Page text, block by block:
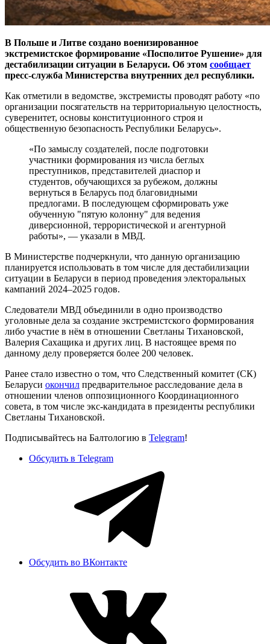
В Польше и Литве создано военизированное
экстремистское формирование «Посполитое Рушение» для
дестабилизации ситуации в Беларуси. Об этом сообщает
пресс-служба Министерства внутренних дел республики.
Как отметили в ведомстве, экстремисты проводят работу «по
организации посягательств на территориальную целостность,
суверенитет, основы конституционного строя и
общественную безопасность Республики Беларусь».
«По замыслу создателей, после подготовки
участники формирования из числа беглых
преступников, представителей диаспор и
студентов, обучающихся за рубежом, должны
вернуться в Беларусь под благовидными
предлогами. В последующем сформировать уже
обученную "пятую колонну" для ведения
диверсионной, террористической и агентурной
работы», — указали в МВД.
В Министерстве подчеркнули, что данную организацию
планируется использовать в том числе для дестабилизации
ситуации в Беларуси в период проведения электоральных
кампаний 2024–2025 годов.
Следователи МВД объединили в одно производство
уголовные дела за создание экстремистского формирования
либо участие в нëм в отношении Светланы Тихановской,
Валерия Сахащика и других лиц. В настоящее время по
данному делу проверяется более 200 человек.
Ранее стало известно о том, что Следственный комитет (СК)
Беларуси окончил предварительное расследование дела в
отношении членов оппозиционного Координационного
совета, в том числе экс-кандидата в президенты республики
Светланы Тихановской.
Подписывайтесь на Балтологию в Telegram!
Обсудить в Telegram
Обсудить во ВКонтакте